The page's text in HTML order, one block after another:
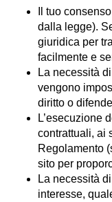
Il tuo
dalla legge).
giuridica per
facilmente e
La necessità
vengono
diritto o
L’esecuzione
contrattuali, ai
Regolamento
sito per
La necessità
interesse,